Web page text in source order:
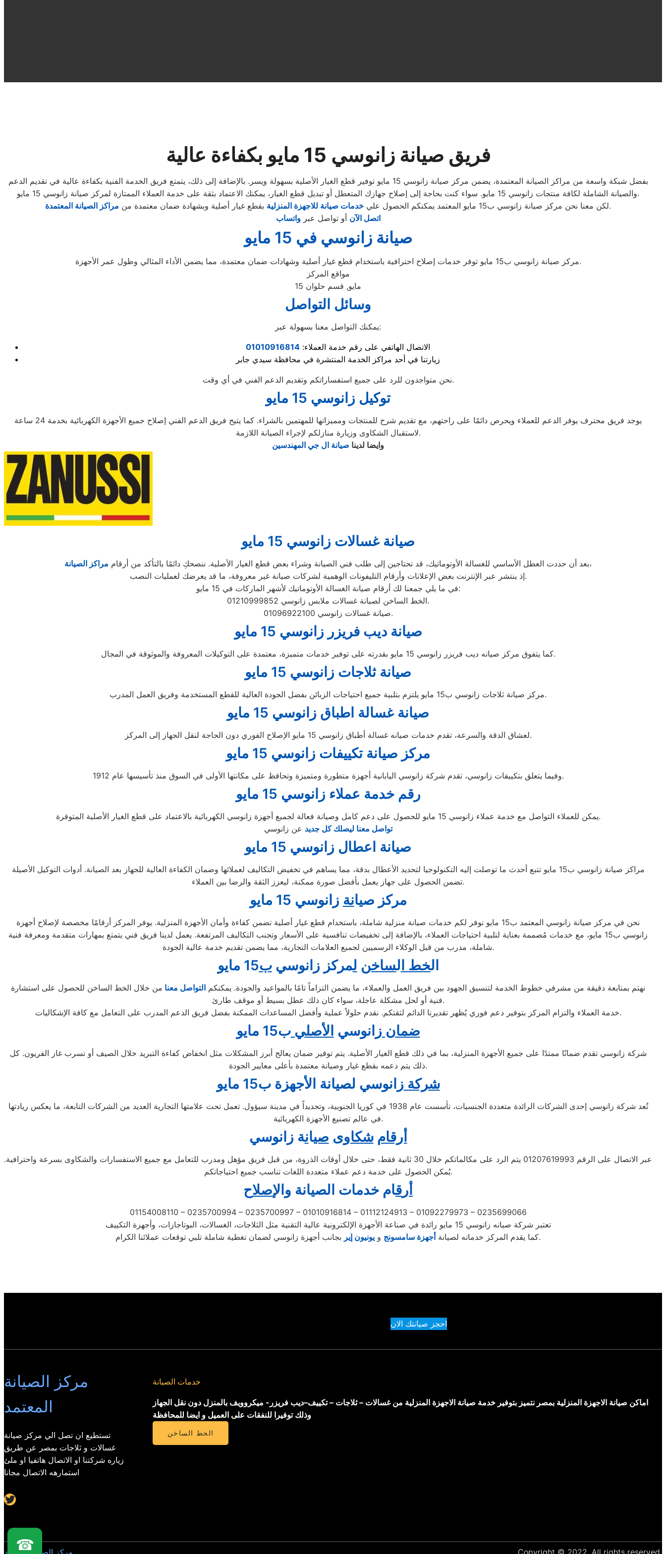
فريق صيانة زانوسي 15 مايو بكفاءة عالية
بفضل شبكة واسعة من مراكز الصيانة المعتمدة، يضمن مركز صيانة زانوسي 15 مايو توفير قطع الغيار الأصلية بسهولة ويسر. بالإضافة إلى ذلك، يتمتع فريق الخدمة الفنية بكفاءة عالية في تقديم الدعم
والصيانة الشاملة لكافة منتجات زانوسي 15 مايو. سواء كنت بحاجة إلى إصلاح جهازك المتعطل أو تبديل قطع الغيار، يمكنك الاعتماد بثقة على خدمة العملاء الممتازة لمركز صيانة زانوسي 15 مايو.
لكن معنا نحن مركز صيانة زانوسي ب15 مايو المعتمد يمكنكم الحصول علي
خدمات صيانة للاجهزة المنزلية بقطع غيار أصلية وبشهادة ضمان معتمدة من مراكز الصيانة المعتمدة
.
اتصل الآن أو تواصل عبرواتساب
صيانة زانوسي في 15 مايو
مركز صيانة زانوسي ب15 مايو توفر خدمات إصلاح احترافية باستخدام قطع غيار أصلية وشهادات ضمان معتمدة، مما يضمن الأداء المثالي وطول عمر الأجهزة.
مواقع المركز
15 مايو, قسم حلوان
وسائل التواصل
يمكنك التواصل معنا بسهولة عبر:
الاتصال الهاتفي على رقم خدمة العملاء: 01010916814
زيارتنا في أحد مراكز الخدمة المنتشرة في محافظة سيدي جابر
نحن متواجدون للرد على جميع استفساراتكم وتقديم الدعم الفني في أي وقت.
توكيل زانوسي 15 مايو
يوجد فريق محترف يوفر الدعم للعملاء ويحرص دائمًا على راحتهم، مع تقديم شرح للمنتجات ومميزاتها للمهتمين بالشراء. كما يتيح فريق الدعم الفني إصلاح جميع الأجهزة الكهربائية بخدمة 24 ساعة
لاستقبال الشكاوى وزيارة منازلكم لإجراء الصيانة اللازمة.
وايضا لدينا صيانة ال جي المهندسين
صيانة غسالات زانوسي 15 مايو
بعد أن حددت العطل الأساسي للغسالة الأوتوماتيك، قد تحتاجين إلى طلب فني الصيانة وشراء بعض قطع الغيار الأصلية. ننصحكِ دائمًا بالتأكد من أرقام مراكز الصيانة
،
إذ ينتشر عبر الإنترنت بعض الإعلانات وأرقام التليفونات الوهمية لشركات صيانة غير معروفة، ما قد يعرضك لعمليات النصب.
في ما يلي جمعنا لك أرقام صيانة الغسالة الأوتوماتيك لأشهر الماركات في 15 مايو:
الخط الساخن لصيانة غسالات ملابس زانوسي 01210999852.
صيانة غسالات زانوسي 01096922100.
صيانة ديب فريزر زانوسي 15 مايو
كما يتفوق مركز صيانه ديب فريزر زانوسي 15 مايو بقدرته على توفير خدمات متميزة، معتمدة على التوكيلات المعروفة والموثوقة في المجال.
صيانة ثلاجات زانوسي 15 مايو
مركز صيانة ثلاجات زانوسي ب15 مايو يلتزم بتلبية جميع احتياجات الزبائن بفضل الجودة العالية للقطع المستخدمة وفريق العمل المدرب.
صيانة غسالة اطباق زانوسي 15 مايو
لعشاق الدقة والسرعة، تقدم خدمات صيانه غسالة أطباق زانوسي 15 مايو الإصلاح الفوري دون الحاجة لنقل الجهاز إلى المركز.
مركز صيانة تكييفات زانوسي 15 مايو
وفيما يتعلق بتكييفات زانوسي، تقدم شركة زانوسي اليابانية أجهزة متطورة ومتميزة وتحافظ على مكانتها الأولى في السوق منذ تأسيسها عام 1912.
رقم خدمة عملاء زانوسي 15 مايو
يمكن للعملاء التواصل مع خدمة عملاء زانوسي 15 مايو للحصول على دعم كامل وصيانة فعالة لجميع أجهزة زانوسي الكهربائية بالاعتماد على قطع الغيار الأصلية المتوفرة.
تواصل معنا ليصلك كل جديد عن زانوسي
صيانة اعطال زانوسي 15 مايو
مراكز صيانة زانوسي ب15 مايو تتبع أحدث ما توصلت إليه التكنولوجيا لتحديد الأعطال بدقة، مما يساهم في تخفيض التكاليف لعملائها وضمان الكفاءة العالية للجهاز بعد الصيانة. أدوات التوكيل الأصيلة
تضمن الحصول على جهاز يعمل بأفضل صورة ممكنة، ليعزز الثقة والرضا بين العملاء.
مركز صيانة زانوسي 15 مايو
نحن في مركز صيانة زانوسي المعتمد ب15 مايو نوفر لكم خدمات صيانة منزلية شاملة، باستخدام قطع غيار أصلية تضمن كفاءة وأمان الأجهزة المنزلية. يوفر المركز أرقامًا مخصصة لإصلاح أجهزة
زانوسي ب15 مايو، مع خدمات مُصممة بعناية لتلبية احتياجات العملاء، بالإضافة إلى تخفيضات تنافسية على الأسعار وتجنب التكاليف المرتفعة. يعمل لدينا فريق فني يتمتع بمهارات متقدمة ومعرفة فنية
شاملة، مدرب من قبل الوكلاء الرسميين لجميع العلامات التجارية، مما يضمن تقديم خدمة عالية الجودة.
الخط ا لساخن لمركز زانوسيب15 مايو
نهتم بمتابعة دقيقة من مشرفي خطوط الخدمة لتنسيق الجهود بين فريق العمل والعملاء، ما يضمن التزاماً تامًا بالمواعيد والجودة. يمكنكم التواصل معنا من خلال الخط الساخن للحصول على استشارة
فنية أو لحل مشكلة عاجلة، سواء كان ذلك عطل بسيط أو موقف طارئ.
خدمة العملاء والتزام المركز بتوفير دعم فوري يُظهر تقديرنا الدائم لثقتكم. نقدم حلولاً عملية وأفضل المساعدات الممكنة بفضل فريق الدعم المدرب على التعامل مع كافة الإشكاليات.
ضمان زانوسي الأصليب15 مايو
شركة زانوسي تقدم ضمانًا ممتدًا على جميع الأجهزة المنزلية، بما في ذلك قطع الغيار الأصلية. يتم توفير ضمان يعالج أبرز المشكلات مثل انخفاض كفاءة التبريد خلال الصيف أو تسرب غاز الفريون. كل
ذلك يتم دعمه بقطع غيار وصيانة معتمدة بأعلى معايير الجودة.
شركة زانوسي لصيانة الجهزة ب15 مايو
تُعد شركة زانوسي إحدى الشركات الرائدة متعددة الجنسيات، تأسست عام 1938 في كوريا الجنوبية، وتحديداً في مدينة سيؤول. تعمل تحت علامتها التجارية العديد من الشركات التابعة، ما يعكس ريادتها
في عالم تصنيع الأجهزة الكهربائية.
أرقام شكاوى صيانة زانوسي
عبر الاتصال على الرقم 01207619993 يتم الرد على مكالماتكم خلال 30 ثانية فقط، حتى خلال أوقات الذروة، من قبل فريق مؤهل ومدرب للتعامل مع جميع الاستفسارات والشكاوى بسرعة واحترافية.
يُمكن الحصول على خدمة دعم عملاء متعددة اللغات تناسب جميع احتياجاتكم.
أر قام خدمات الصيانة و الإصلاح
01154008110 – 0235700994 – 0235700997 – 01010916814 – 01112124913 – 01092279973 – 0235699066
تعتبر شركة صيانه زانوسي 15 مايو رائدة في صناعة الأجهزة الإلكترونية عالية التقنية مثل الثلاجات، الغسالات، البوتاجازات، وأجهزة التكييف
كما يقدم المركز خدماته لصيانة أجهزة سامسونج و يونيون إير بجانب أجهزة زانوسي لضمان تغطية شاملة تلبي توقعات عملائنا الكرام.
احجز صيانتك الان
مركز الصيانة
المعتمد
تستطيع ان تصل الي مركز صيانة
غسالات و ثلاجات بمصر عن طريق
زياره شركتنا او الاتصال هاتفيا او ملئ
استمارهه الاتصال مجانا
Twitter
خدمات الصيانة
اماكن صيانة الاجهزة المنزلية بمصر نتميز بتوفير خدمة صيانة الاجهزة المنزلية من غسالات – ثلاجات – تكييف–ديب فريزر- ميكروويف بالمنزل دون نقل الجهاز
وذلك توفيرا للنفقات على العميل و ايضا للمحافظة
الخط الساخن
مركز الصيانة المعتمد Copyright © 2022. All rights reserved.
☎